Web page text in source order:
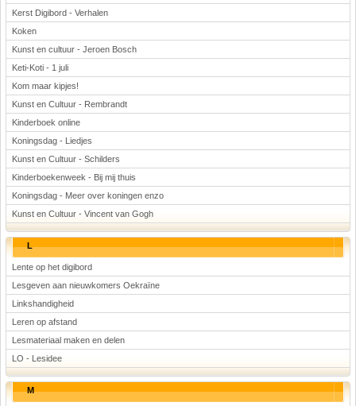
Kerst Digibord - Verhalen
Koken
Kunst en cultuur - Jeroen Bosch
Keti-Koti - 1 juli
Kom maar kipjes!
Kunst en Cultuur - Rembrandt
Kinderboek online
Koningsdag - Liedjes
Kunst en Cultuur - Schilders
Kinderboekenweek - Bij mij thuis
Koningsdag - Meer over koningen enzo
Kunst en Cultuur - Vincent van Gogh
L
Lente op het digibord
Lesgeven aan nieuwkomers Oekraïne
Linkshandigheid
Leren op afstand
Lesmateriaal maken en delen
LO - Lesidee
M